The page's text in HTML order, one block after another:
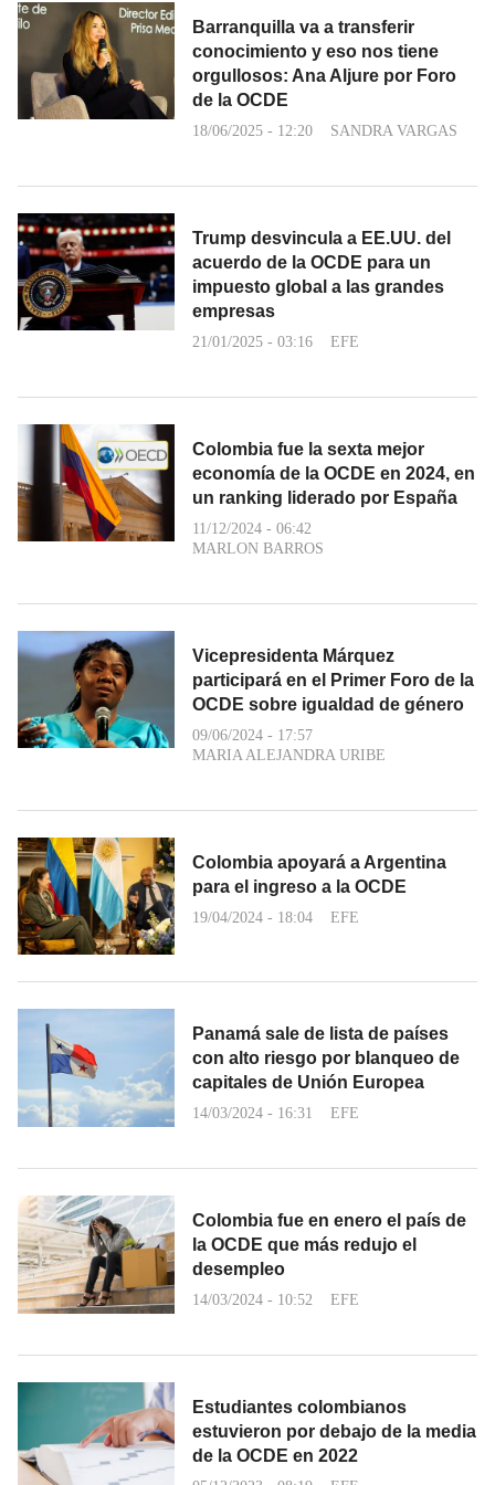
Barranquilla va a transferir
conocimiento y eso nos tiene
orgullosos: Ana Aljure por Foro
de la OCDE
18/06/2025 - 12:20 SANDRA VARGAS
Trump desvincula a EE.UU. del
acuerdo de la OCDE para un
impuesto global a las grandes
empresas
21/01/2025 - 03:16 EFE
Colombia fue la sexta mejor
economía de la OCDE en 2024, en
un ranking liderado por España
11/12/2024 - 06:42
MARLON BARROS
Vicepresidenta Márquez
participará en el Primer Foro de la
OCDE sobre igualdad de género
09/06/2024 - 17:57
MARIA ALEJANDRA URIBE
Colombia apoyará a Argentina
para el ingreso a la OCDE
19/04/2024 - 18:04 EFE
Panamá sale de lista de países
con alto riesgo por blanqueo de
capitales de Unión Europea
14/03/2024 - 16:31 EFE
Colombia fue en enero el país de
la OCDE que más redujo el
desempleo
14/03/2024 - 10:52 EFE
Estudiantes colombianos
estuvieron por debajo de la media
de la OCDE en 2022